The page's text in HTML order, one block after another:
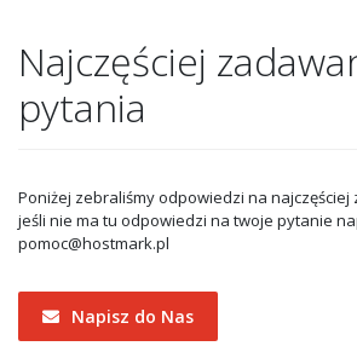
Najczęściej
pytania
Poniżej zebraliśmy odpowiedzi na
jeśli nie ma tu odpowiedzi na twoje pytanie
pomoc@hostmark.pl
Napisz do Nas